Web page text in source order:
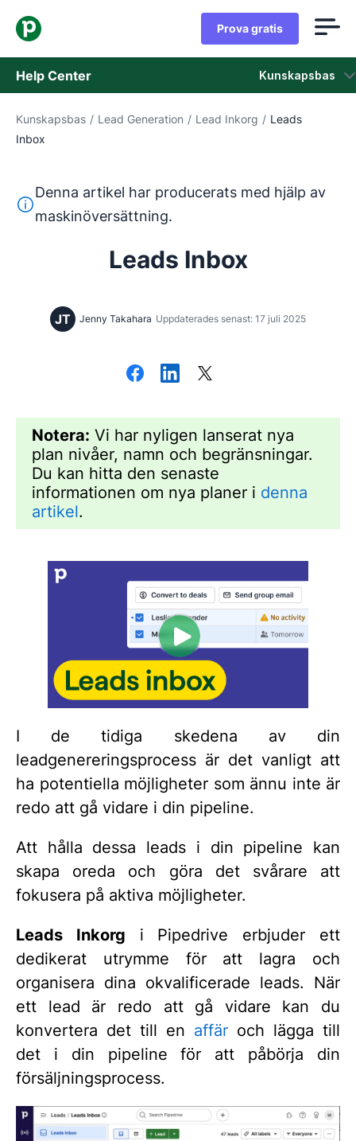
Prova gratis
Help Center Kunskapsbas
Kunskapsbas
Kontaka kundtjänst
Kunskapsbas / Lead Generation / Lead Inkorg / Leads
Inbox
Denna text har översatts från engelska med hjälp av
Denna artikel har producerats med hjälp av
maskinöversättning.
Leads Inbox
JT Jenny Takahara Uppdaterades senast: 17 juli 2025
Notera: Vi har nyligen lanserat nya
plan nivåer, namn och begränsningar.
Du kan hitta den senaste
informationen om nya planer i denna
artikel.
I de tidiga skedena av din
leadgenereringsprocess är det vanligt att
ha potentiella möjligheter som ännu inte är
redo att gå vidare i din pipeline.
Att hålla dessa leads i din pipeline kan
skapa oreda och göra det svårare att
fokusera på aktiva möjligheter.
Leads Inkorg i Pipedrive erbjuder ett
dedikerat utrymme för att lagra och
organisera dina okvalificerade leads. När
ett lead är redo att gå vidare kan du
konvertera det till en affär och lägga till
det i din pipeline för att påbörja din
försäljningsprocess.